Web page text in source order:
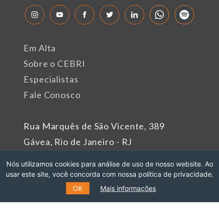
Rua Marquês de São Vicente, 389
Gávea, Rio de Janeiro - RJ
Fone: +55 (21) 99627-2758
Em Alta
Sobre o CEBRI
Especialistas
Fale Conosco
Patrocinadores
Nós utilizamos cookies para análise de uso de nosso website. Ao
usar este site, você concorda com nossa política de privacidade.
OK
Mais informações